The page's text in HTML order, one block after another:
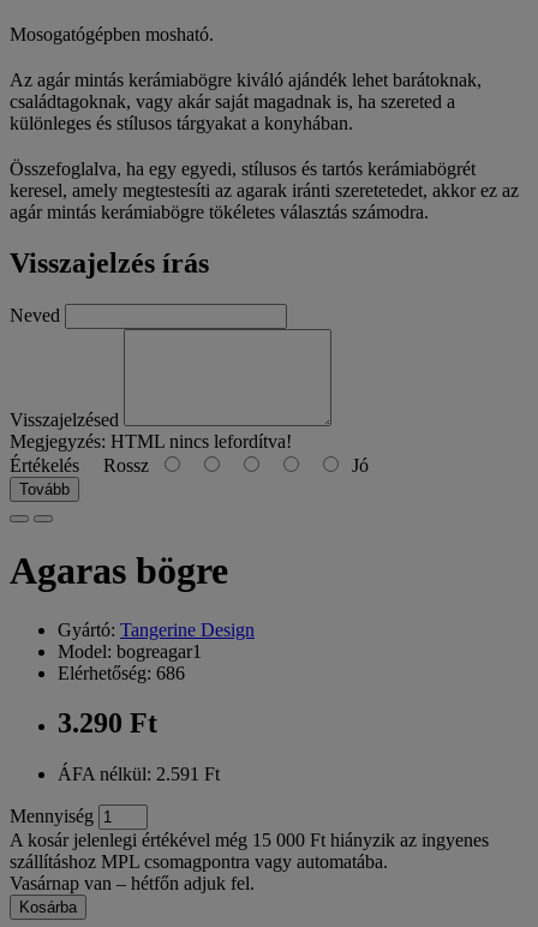
Mosogatógépben mosható.
Az agár mintás kerámiabögre kiváló ajándék lehet barátoknak,
családtagoknak, vagy akár saját magadnak is, ha szereted a
különleges és stílusos tárgyakat a konyhában.
Összefoglalva, ha egy egyedi, stílusos és tartós kerámiabögrét
keresel, amely megtestesíti az agarak iránti szeretetedet, akkor ez az
agár mintás kerámiabögre tökéletes választás számodra.
Visszajelzés írás
Neved
Visszajelzésed
Megjegyzés: HTML nincs lefordítva!
Értékelés Rossz Jó
Tovább
Agaras bögre
Gyártó: Tangerine Design
Model: bogreagar1
Elérhetőség: 686
3.290 Ft
ÁFA nélkül: 2.591 Ft
Mennyiség
A kosár jelenlegi értékével még 15 000 Ft hiányzik az ingyenes
szállításhoz MPL csomagpontra vagy automatába.
Vasárnap van – hétfőn adjuk fel.
Kosárba